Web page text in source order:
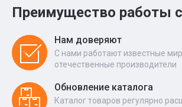
Преимущество работы
Нам доверяют
С нами работают известные
отечественные производители
Обновление каталога
Каталог товаров регулярно